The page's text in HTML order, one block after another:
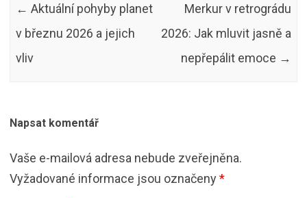
← Aktuální pohyby planet
v březnu 2026 a jejich
vliv
Merkur v retrográdu
2026: Jak mluvit jasně a
nepřepálit emoce →
Napsat komentář
Vaše e-mailová adresa nebude zveřejněna.
Vyžadované informace jsou označeny*